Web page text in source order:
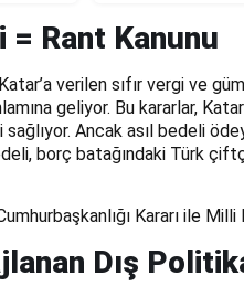
Rant Kanunu
verilen sıfır vergi ve
geliyor. Bu kararlar,
Ancak asıl bedeli
borç batağındaki Türk
Kararı ile
Dış